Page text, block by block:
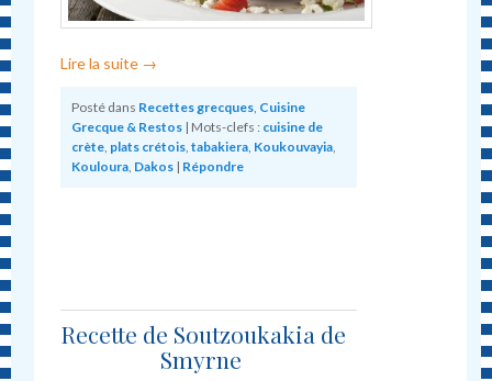
Lire la suite →
Posté dans Recettes grecques, Cuisine
Grecque & Restos | Mots-clefs : cuisine de
crète, plats crétois,tabakiera, Koukouvayia,
Kouloura, Dakos | Répondre
Recette de Soutzoukakia de
Smyrne